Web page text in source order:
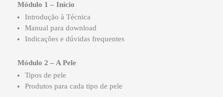
Módulo 1 – Início
Introdução à Técnica
Manual para download
Indicações e dúvidas frequentes
Módulo 2 – A Pele
Tipos de pele
Produtos para cada tipo de pele